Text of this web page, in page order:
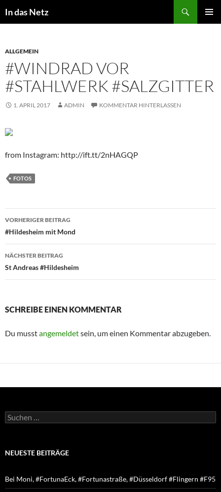
Inhalt
In das Netz
ALLGEMEIN
#WINDRAD VOR
#STAHLWERK #SALZGITTER
1. APRIL 2017 ADMIN KOMMENTAR HINTERLASSEN
from Instagram: http://ift.tt/2nHAGQP
FOTOS
Beitragsnavigation
VORHERIGER BEITRAG
#Hildesheim mit Mond
NÄCHSTER BEITRAG
St Andreas #Hildesheim
SCHREIBE EINEN KOMMENTAR
Du musstangemeldetsein, um einen Kommentar abzugeben.
Suchen
nach:
NEUESTE BEITRÄGE
Bei Moni, #FortunaEck, #Fortunastraße, #Düsseldorf #Flingern #F95